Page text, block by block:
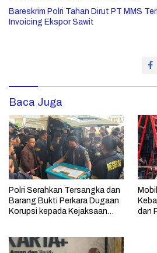
Bareskrim Polri Tahan Dirut PT MMS
Invoicing Ekspor Sawit
Baca Juga
Polri Serahkan Tersangka dan
Barang Bukti Perkara Dugaan
Korupsi kepada Kejaksaan
dan